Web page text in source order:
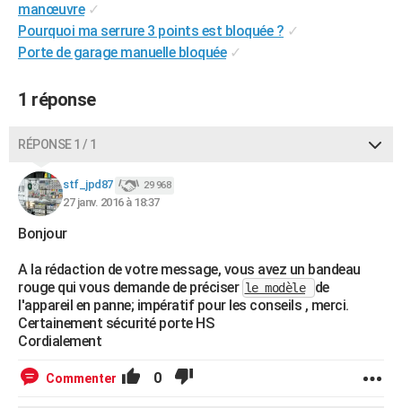
Dictionnaire
Biographies
Citations
Expressions
Proverbes
PROGRAMME TV
COPAINS D'AVANT
AVIS DE DÉCÈS
manœuvre ✓
Pourquoi ma serrure 3 points est bloquée ? ✓
Porte de garage manuelle bloquée ✓
1 réponse
RÉPONSE 1 / 1
stf_jpd87 29 968
27 janv. 2016 à 18:37
Bonjour
A la rédaction de votre message, vous avez un bandeau
rouge qui vous demande de préciser le modèle
de
l'appareil en panne; impératif pour les conseils , merci.
Certainement sécurité porte HS
Cordialement
Commenter 0